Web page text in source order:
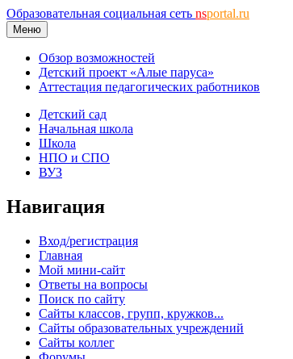
Образовательная социальная сеть nsportal.ru
Меню
Обзор возможностей
Детский проект «Алые паруса»
Аттестация педагогических работников
Детский сад
Начальная школа
Школа
НПО и СПО
ВУЗ
Навигация
Вход/регистрация
Главная
Мой мини-сайт
Ответы на вопросы
Поиск по сайту
Сайты классов, групп, кружков...
Сайты образовательных учреждений
Сайты коллег